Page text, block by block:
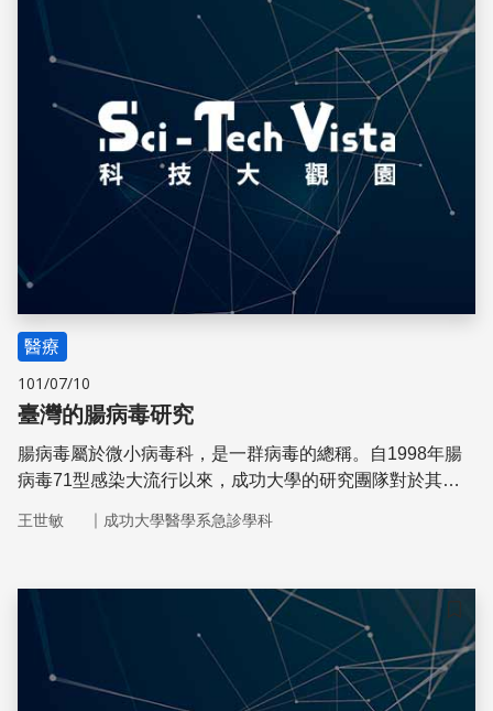
醫療
101/07/10
臺灣的腸病毒研究
腸病毒屬於微小病毒科，是一群病毒的總稱。自1998年腸
病毒71型感染大流行以來，成功大學的研究團隊對於其流
研發等做了深入的探討。
王世敏 ｜ 成功大學醫學系急診學科
儲存